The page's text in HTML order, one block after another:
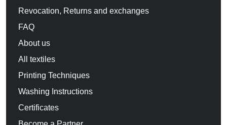
Revocation, Returns and exchanges
FAQ
About us
All textiles
Printing Techniques
Washing Instructions
Certificates